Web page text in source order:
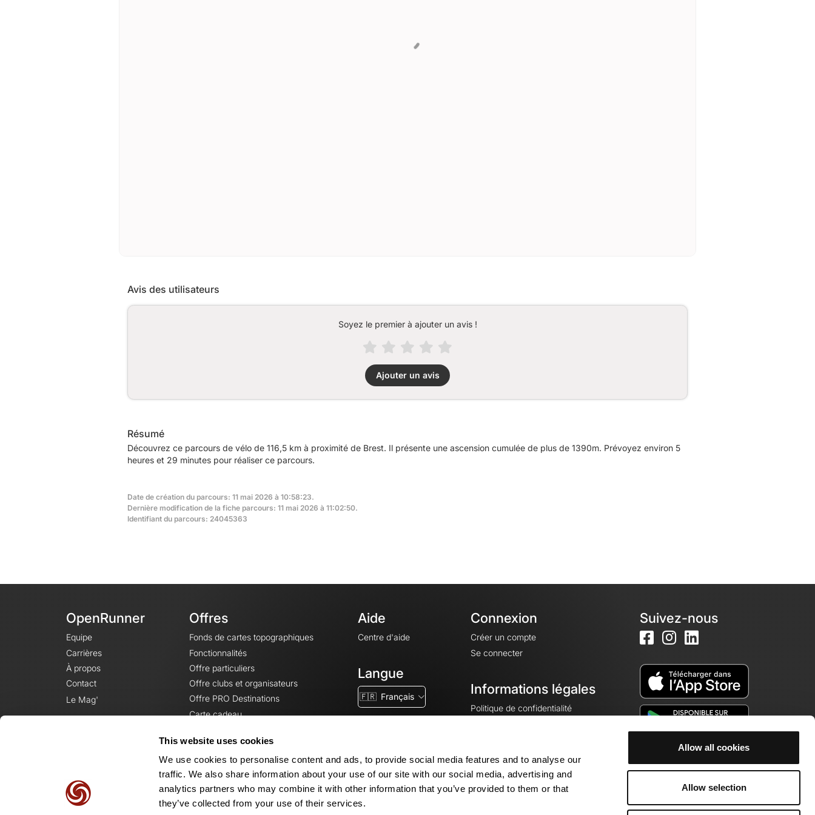
This website uses cookies
We use cookies to personalise content and ads, to provide social media features and to analyse our
traffic. We also share information about your use of our site with our social media, advertising and
analytics partners who may combine it with other information that you’ve provided to them or that
they’ve collected from your use of their services.
Allow all cookies
Allow selection
Avis des utilisateurs
Soyez le premier à ajouter un avis !
Ajouter un avis
Résumé
Découvrez ce parcours de vélo de 116,5 km à proximité de Brest. Il présente une ascension cumulée de plus de 1390m. Prévoyez environ 5
heures et 29 minutes pour réaliser ce parcours.
Date de création du parcours: 11 mai 2026 à 10:58:23.
Dernière modification de la fiche parcours: 11 mai 2026 à 11:02:50.
Identifiant du parcours: 24045363
OpenRunner
Equipe
Carrières
À propos
Contact
Le Mag'
Offres
Fonds de cartes topographiques
Fonctionnalités
Offre particuliers
Offre clubs et organisateurs
Offre PRO Destinations
Carte cadeau
Aide
Centre d'aide
Langue
🇫🇷 Français
Connexion
Créer un compte
Se connecter
Informations légales
Politique de confidentialité
Mentions légales
Paramètres des cookies
Suivez-nous